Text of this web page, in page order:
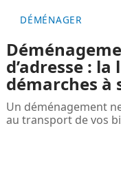
DÉMÉNAGER
d’adresse :
démarches à
Un déménagement
au transport de vos